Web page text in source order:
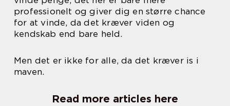
professionelt og giver dig en større chance
for at vinde, da det kræver viden og
kendskab end bare held.
Men det er ikke for alle, da det kræver is i
maven.
Read more articles here